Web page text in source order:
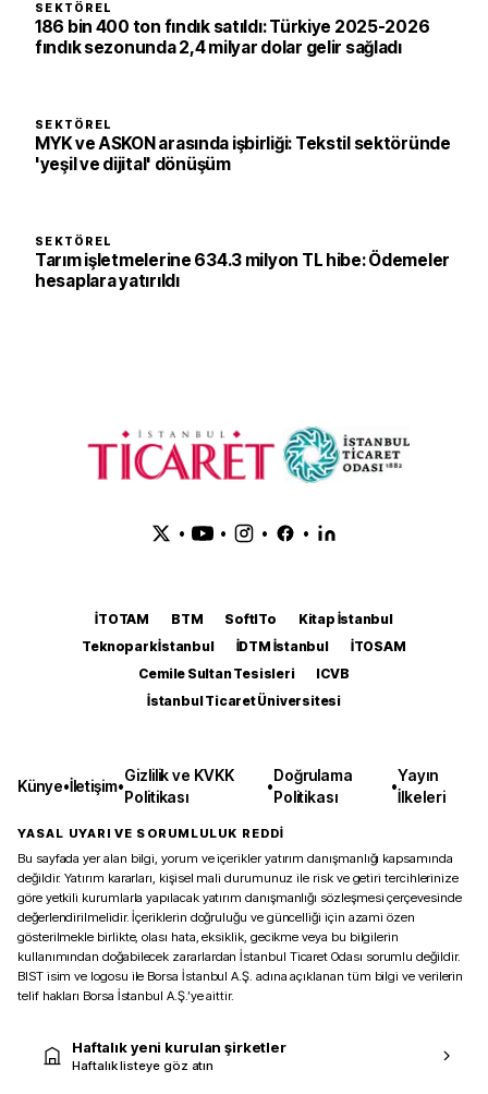
SEKTÖREL
186 bin 400 ton fındık satıldı: Türkiye 2025-2026
fındık sezonunda 2,4 milyar dolar gelir sağladı
SEKTÖREL
MYK ve ASKON arasında işbirliği: Tekstil sektöründe
'yeşil ve dijital' dönüşüm
SEKTÖREL
Tarım işletmelerine 634.3 milyon TL hibe: Ödemeler
hesaplara yatırıldı
• • • •
İTOTAM BTM SoftITo
Kitap İstanbul
Teknopark İstanbul
İDTM İstanbul
İTOSAM
Cemile Sultan Tesisleri
ICVB
İstanbul Ticaret Üniversitesi
Künye•İletişim•
Gizlilik ve KVKK
Politikası
•
Doğrulama
Politikası
•
Yayın
İlkeleri
YASAL UYARI VE SORUMLULUK REDDİ
Bu sayfada yer alan bilgi, yorum ve içerikler yatırım danışmanlığı kapsamında
değildir. Yatırım kararları, kişisel mali durumunuz ile risk ve getiri tercihlerinize
göre yetkili kurumlarla yapılacak yatırım danışmanlığı sözleşmesi çerçevesinde
değerlendirilmelidir. İçeriklerin doğruluğu ve güncelliği için azami özen
gösterilmekle birlikte, olası hata, eksiklik, gecikme veya bu bilgilerin
kullanımından doğabilecek zararlardan İstanbul Ticaret Odası sorumlu değildir.
BIST isim ve logosu ile Borsa İstanbul A.Ş. adına açıklanan tüm bilgi ve verilerin
telif hakları Borsa İstanbul A.Ş.’ye aittir.
Haftalık yeni kurulan şirketler
Haftalık listeye göz atın